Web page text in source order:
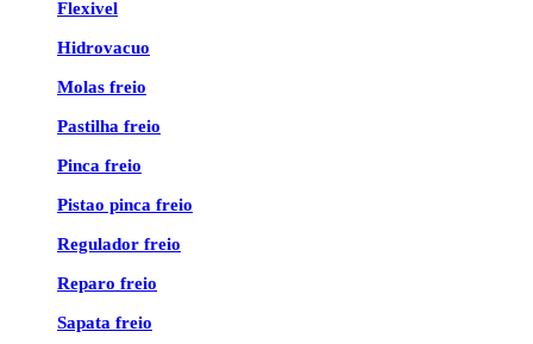
Flexivel
Hidrovacuo
Molas freio
Pastilha freio
Pinca freio
Pistao pinca freio
Regulador freio
Reparo freio
Sapata freio